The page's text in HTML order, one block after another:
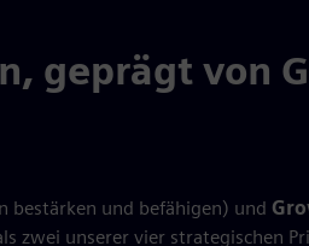
geprägt von
bestärken und befähigen) und
zwei unserer vier strategischen